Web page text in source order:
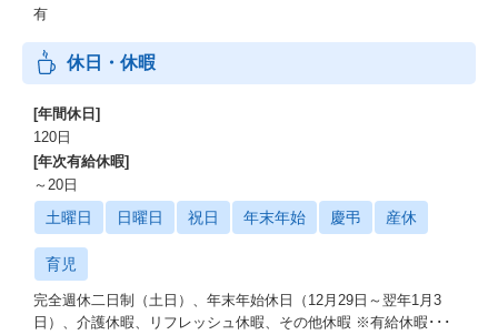
有
休日・休暇
[年間休日]
120日
[年次有給休暇]
～20日
土曜日 日曜日 祝日 年末年始 慶弔 産休
育児
完全週休二日制（土日）、年末年始休日（12月29日～翌年1月3
日）、介護休暇、リフレッシュ休暇、その他休暇 ※有給休暇･･･